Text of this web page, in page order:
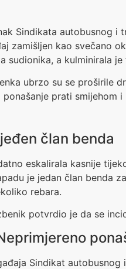
Sindikata autobusnog i
zamišljen kao svečano
sudionika, a kulminirala
ubrzo su se proširile
prati smijehom i
član benda
eskalirala kasnije
je jedan član benda
rebara.
potvrdio je da se
Sindikat